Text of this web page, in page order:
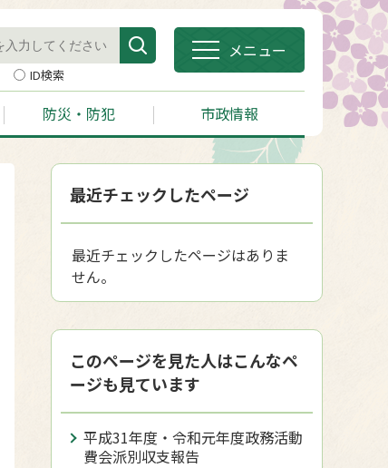
ID検索
メニュー
防災・防犯 市政情報
最近チェックしたページ
最近チェックしたページはありま
せん。
このページを見た人はこんなペ
ージも見ています
平成31年度・令和元年度政務活動
費会派別収支報告